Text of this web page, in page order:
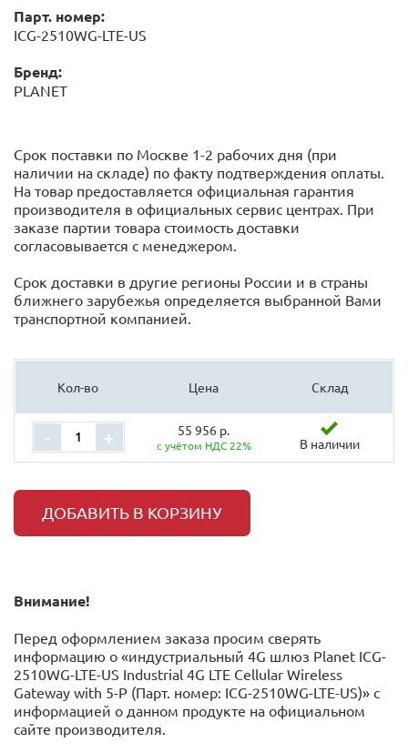
Парт. номер:
ICG-2510WG-LTE-US
Бренд:
PLANET
Срок поставки по Москве 1-2 рабочих дня (при
наличии на складе) по факту подтверждения оплаты.
На товар предоставляется официальная гарантия
производителя в официальных сервис центрах. При
заказе партии товара стоимость доставки
согласовывается с менеджером.
Срок доставки в другие регионы России и в страны
ближнего зарубежья определяется выбранной Вами
транспортной компанией.
Кол-во Цена Склад
- + 55 956 р.
с учётом НДС 22% В наличии
ДОБАВИТЬ В КОРЗИНУ
Внимание!
Перед оформлением заказа просим сверять
информацию о «индустриальный 4G шлюз Planet ICG-
2510WG-LTE-US Industrial 4G LTE Cellular Wireless
Gateway with 5-P (Парт. номер: ICG-2510WG-LTE-US)» с
информацией o данном продукте на официальном
сайте производителя.